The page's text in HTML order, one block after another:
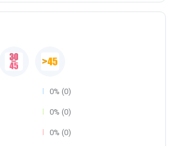
0% (0)
0% (0)
0% (0)